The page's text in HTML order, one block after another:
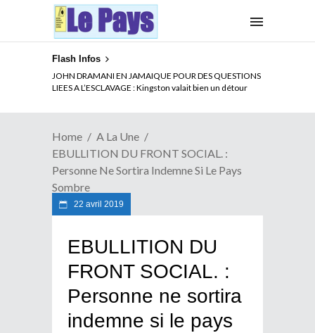
Flash Infos
ELECTION DE TALON A LA TETE DU SENAT BENINOIS :
Quand Patrice quitte le pouvoir sans partir !
Home
A La Une
EBULLITION DU FRONT SOCIAL. :
Personne Ne Sortira Indemne Si Le Pays
Sombre
22 avril 2019
EBULLITION DU
FRONT SOCIAL. :
Personne ne sortira
indemne si le pays